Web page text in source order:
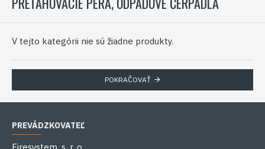
V tejto kategórii nie sú žiadne produkty.
POKRAČOVAŤ
PREVÁDZKOVATEĽ